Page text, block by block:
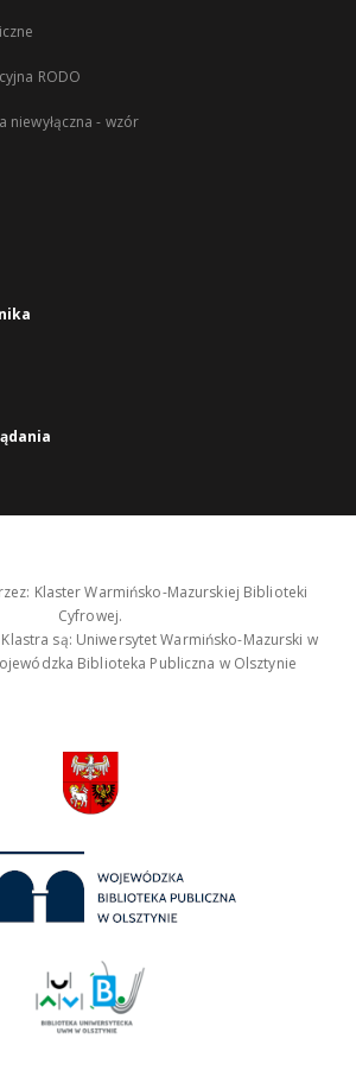
RODO
niewyłączna - wzór
Klaster Warmińsko-Mazurskiej Biblioteki
Cyfrowej.
Klastra są: Uniwersytet Warmińsko-Mazurski w
Biblioteka Publiczna w Olsztynie